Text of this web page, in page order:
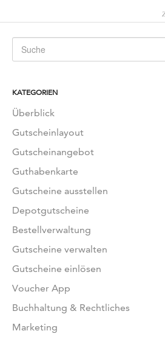
KATEGORIEN
Überblick
Gutscheinlayout
Gutscheinangebot
Guthabenkarte
Gutscheine ausstellen
Depotgutscheine
Bestellverwaltung
Gutscheine verwalten
Gutscheine einlösen
Voucher App
Buchhaltung & Rechtliches
Marketing